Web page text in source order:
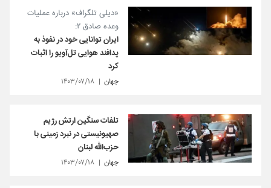
«دیلی تلگراف» درباره عملیات
وعده صادق ۲:
ایران توانایی خود در نفوذ به
پدافند هوایی تل‌آویو را اثبات
کرد
جهان ۱۴۰۳/۰۷/۱۸
تلفات سنگین ارتش رژیم
صهیونیستی در نبرد زمینی با
حزب‌الله لبنان
جهان ۱۴۰۳/۰۷/۱۸